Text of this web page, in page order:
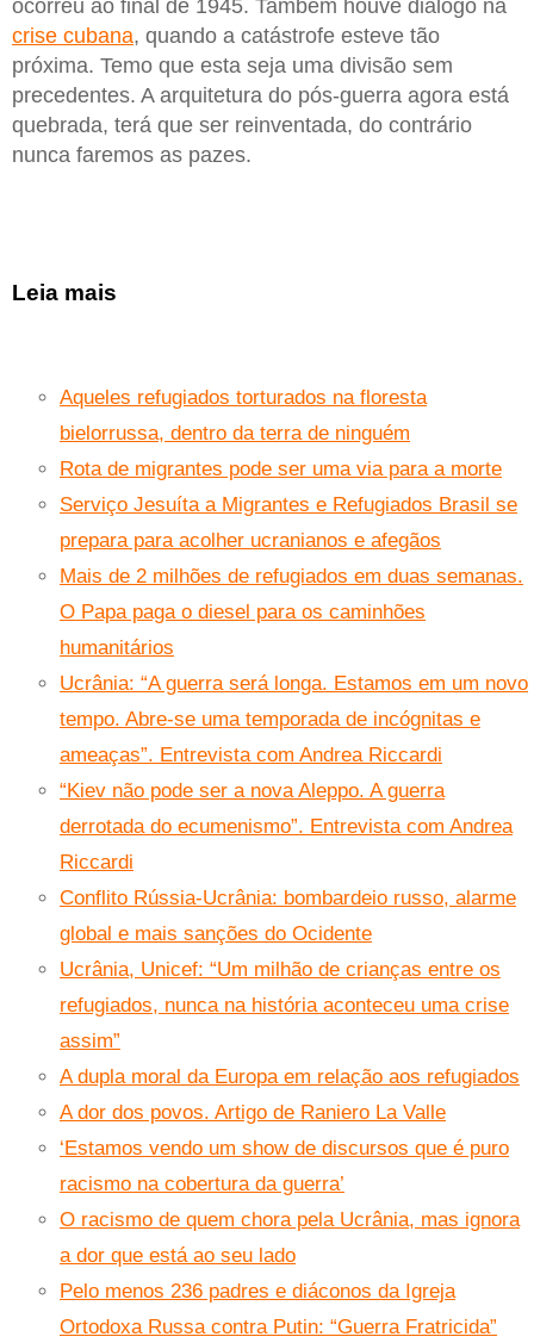
ocorreu ao final de 1945. Também houve diálogo na
crise cubana, quando a catástrofe esteve tão
próxima. Temo que esta seja uma divisão sem
precedentes. A arquitetura do pós-guerra agora está
quebrada, terá que ser reinventada, do contrário
nunca faremos as pazes.
Leia mais
Aqueles refugiados torturados na floresta
bielorrussa, dentro da terra de ninguém
Rota de migrantes pode ser uma via para a morte
Serviço Jesuíta a Migrantes e Refugiados Brasil se
prepara para acolher ucranianos e afegãos
Mais de 2 milhões de refugiados em duas semanas.
O Papa paga o diesel para os caminhões
humanitários
Ucrânia: “A guerra será longa. Estamos em um novo
tempo. Abre-se uma temporada de incógnitas e
ameaças”. Entrevista com Andrea Riccardi
“Kiev não pode ser a nova Aleppo. A guerra
derrotada do ecumenismo”. Entrevista com Andrea
Riccardi
Conflito Rússia-Ucrânia: bombardeio russo, alarme
global e mais sanções do Ocidente
Ucrânia, Unicef: “Um milhão de crianças entre os
refugiados, nunca na história aconteceu uma crise
assim”
A dupla moral da Europa em relação aos refugiados
A dor dos povos. Artigo de Raniero La Valle
‘Estamos vendo um show de discursos que é puro
racismo na cobertura da guerra’
O racismo de quem chora pela Ucrânia, mas ignora
a dor que está ao seu lado
Pelo menos 236 padres e diáconos da Igreja
Ortodoxa Russa contra Putin: “Guerra Fratricida”